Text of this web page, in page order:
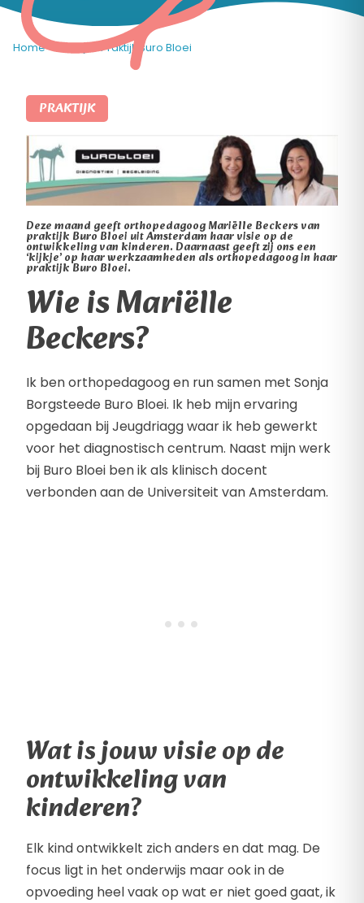
Home» Praktijk Praktijk Buro Bloei
PRAKTIJK
Deze maand geeft orthopedagoog Mariëlle Beckers van
praktijk Buro Bloei uit Amsterdam haar visie op de
ontwikkeling van kinderen. Daarnaast geeft zij ons een
‘kijkje’ op haar werkzaamheden als orthopedagoog in haar
praktijk Buro Bloei.
Wie is Mariëlle
Beckers?
Ik ben orthopedagoog en run samen met Sonja
Borgsteede Buro Bloei. Ik heb mijn ervaring
opgedaan bij Jeugdriagg waar ik heb gewerkt
voor het diagnostisch centrum. Naast mijn werk
bij Buro Bloei ben ik als klinisch docent
verbonden aan de Universiteit van Amsterdam.
Wat is jouw visie op de
ontwikkeling van
kinderen?
Elk kind ontwikkelt zich anders en dat mag. De
focus ligt in het onderwijs maar ook in de
opvoeding heel vaak op wat er niet goed gaat, ik